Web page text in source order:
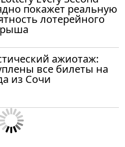
покажет реальную
лотерейного
ажиотаж:
все билеты на
из Сочи